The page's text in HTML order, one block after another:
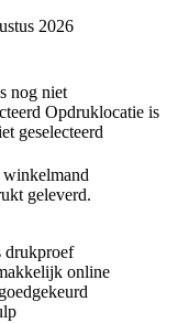
2026
nog niet
Opdruklocatie is
geselecteerd
winkelmand
geleverd.
drukproef
online